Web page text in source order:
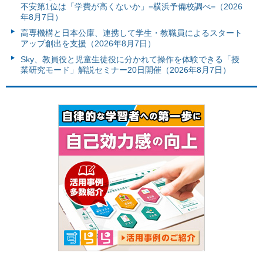
不安第1位は「学費が高くないか」=横浜予備校調べ=（2026
年8月7日）
高専機構と日本公庫、連携して学生・教職員によるスタート
アップ創出を支援（2026年8月7日）
Sky、教員役と児童生徒役に分かれて操作を体験できる「授
業研究モード」解説セミナー20日開催（2026年8月7日）